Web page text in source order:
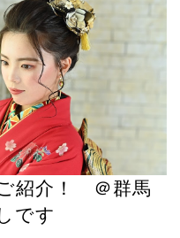
紹介！ ＠群馬
です